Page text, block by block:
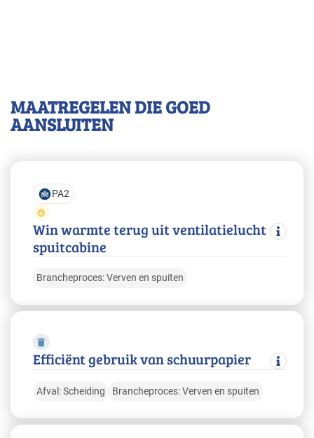
MAATREGELEN DIE GOED
AANSLUITEN
Win warmte terug uit ventilatielucht
spuitcabine
Brancheproces: Verven en spuiten
PA2
Efficiënt gebruik van schuurpapier
Afval: Scheiding Brancheproces: Verven en spuiten